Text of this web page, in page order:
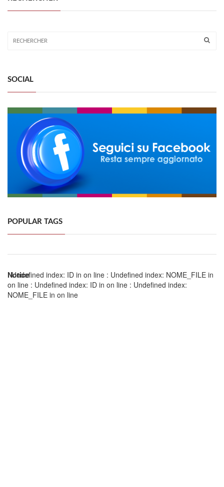
SOCIAL
POPULAR TAGS
Notice
: Undefined index: ID in on line : Undefined index: NOME_FILE in
on line : Undefined index: ID in on line : Undefined index:
NOME_FILE in on line